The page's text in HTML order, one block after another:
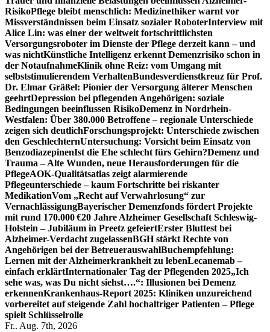
RisikoPflege bleibt menschlich: Medizinethiker warnt vor
Missverständnissen beim Einsatz sozialer RoboterInterview mit
Alice Lin: was einer der weltweit fortschrittlichsten
Versorgungsroboter im Dienste der Pflege derzeit kann – und
was nichtKünstliche Intelligenz erkennt Demenzrisiko schon in
der NotaufnahmeKlinik ohne Reiz: vom Umgang mit
selbststimulierendem VerhaltenBundesverdienstkreuz für Prof.
Dr. Elmar Gräßel: Pionier der Versorgung älterer Menschen
geehrtDepression bei pflegenden Angehörigen: soziale
Bedingungen beeinflussen RisikoDemenz in Nordrhein-
Westfalen: Über 380.000 Betroffene – regionale Unterschiede
zeigen sich deutlichForschungsprojekt: Unterschiede zwischen
den GeschlechternUntersuchung: Vorsicht beim Einsatz von
BenzodiazepinenIst die Ehe schlecht fürs Gehirn?Demenz und
Trauma – Alte Wunden, neue Herausforderungen für die
PflegeAOK-Qualitätsatlas zeigt alarmierende
Pflegeunterschiede – kaum Fortschritte bei riskanter
MedikationVom „Recht auf Verwahrlosung“ zur
VernachlässigungBayerischer Demenzfonds fördert Projekte
mit rund 170.000 €20 Jahre Alzheimer Gesellschaft Schleswig-
Holstein – Jubiläum in Preetz gefeiertErster Bluttest bei
Alzheimer-Verdacht zugelassenBGH stärkt Rechte von
Angehörigen bei der BetreuerauswahlBuchempfehlung:
Lernen mit der Alzheimerkrankheit zu lebenLecanemab –
einfach erklärtInternationaler Tag der Pflegenden 2025„Ich
sehe was, was Du nicht siehst….“: Illusionen bei Demenz
erkennenKrankenhaus-Report 2025: Kliniken unzureichend
vorbereitet auf steigende Zahl hochaltriger Patienten – Pflege
spielt Schlüsselrolle
Fr.. Aug. 7th, 2026